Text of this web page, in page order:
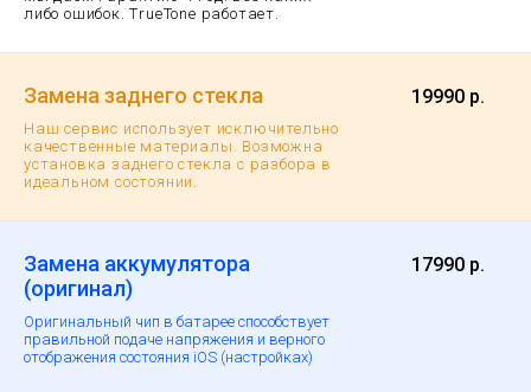
либо ошибок. TrueTone работает.
Замена заднего стекла
Наш сервис использует исключительно
качественные материалы. Возможна
установка заднего стекла с разбора в
идеальном состоянии.
19990 р.
Замена аккумулятора
(оригинал)
Оригинальный чип в батарее способствует
правильной подаче напряжения и верного
отображения состояния iOS (настройках)
17990 р.